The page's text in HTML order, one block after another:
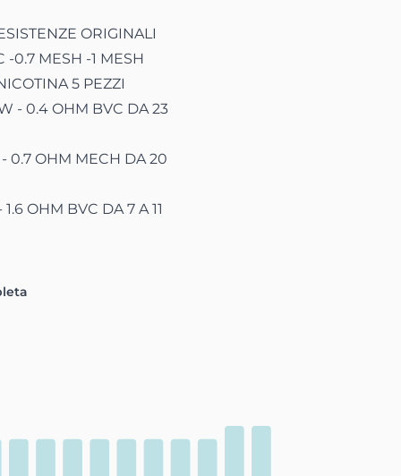
ORIGINALI
-0.7 MESH -1 MESH
5 PEZZI
- 0.4 OHM BVC DA 23
0.7 OHM MECH DA 20
OHM BVC DA 7 A 11